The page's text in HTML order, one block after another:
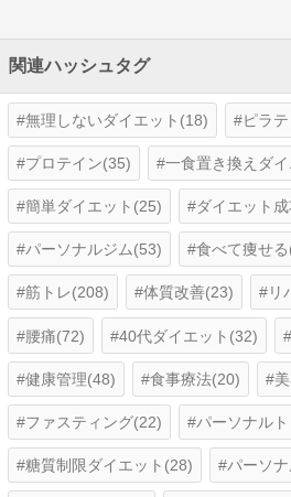
関連ハッシュタグ
無理しないダイエット(18) ピラ
プロテイン(35) 一食置き換えダ
簡単ダイエット(25) ダイエット
パーソナルジム(53) 食べて痩せ
筋トレ(208) 体質改善(23) リ
腰痛(72) 40代ダイエット(32)
健康管理(48) 食事療法(20)
ファスティング(22) パーソナル
糖質制限ダイエット(28) パーソ